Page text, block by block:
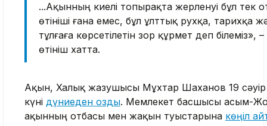
...Ақынның киелі топырақта жерленуі бұл тек
өтініші ғана емес, бұл ұлттық рухқа, тарихқа
тұлғаға көрсетілетін зор құрмет деп білеміз», –
өтініш хатта.
Ақын, Халық жазушысы Мұхтар Шаханов 19 сәуір
күні дүниеден озды. Мемлекет басшысы Қасым-
ақынның отбасы мен жақын туыстарына көңіл